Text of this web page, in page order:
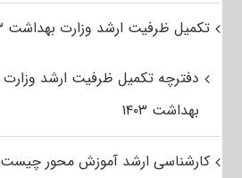
تکمیل ظرفیت ارشد وزارت بهداشت ۱۴۰۳
دفترچه تکمیل ظرفیت ارشد وزارت
بهداشت ۱۴۰۳
کارشناسی ارشد آموزش محور چیست